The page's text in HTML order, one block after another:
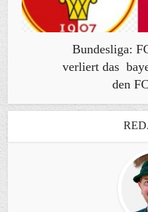
Bundesliga:
verliert das
den